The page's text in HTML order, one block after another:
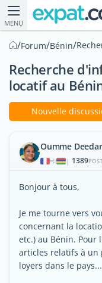
MENU
/Forum/Bénin/
Recherche
locatif au
Nouvelle
Oumme
| 1389
Bonjour à tous,
Je me tourne vers
concernant la
etc.) au Bénin. Pour
articles relatifs à un
loyers dans le